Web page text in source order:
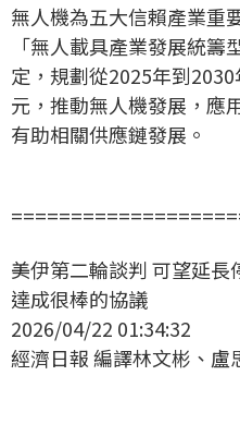
無人機為五大信賴產業重
「無人載具產業發展統
定，規劃從2025年到
元，推動無人機發展，應
有助相關供應鏈發展。
美伊第二輪談判 可望延
達成很棒的協議
2026/04/22 01:34:32
經濟日報 編譯林文彬、盧